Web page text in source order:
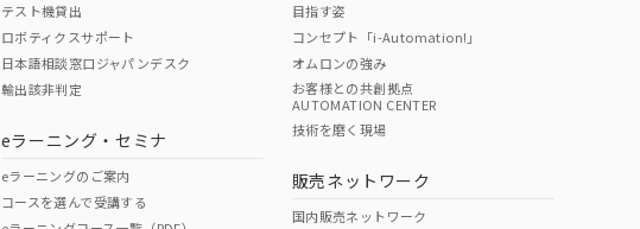
O O
テスト機貸出
ロボティクスサポート
日本語相談窓口ジャパンデスク
輸出該非判定
eラーニング・セミナ
eラーニングのご案内
コースを選んで受講する
目指す姿
コンセプト「i-Automation!」
オムロンの強み
お客様との共創拠点
AUTOMATION CENTER
技術を磨く現場
販売ネットワーク
国内販売ネットワーク